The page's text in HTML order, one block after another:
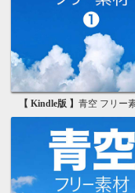
【 Kindle版 】 青空 フリー素材 1 無料で使え